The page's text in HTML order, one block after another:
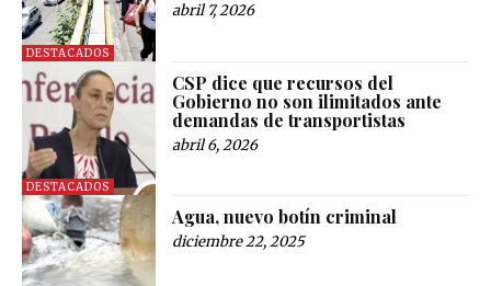
DESTACADOS
abril 7, 2026
DESTACADOS
CSP dice que recursos del
Gobierno no son ilimitados ante
demandas de transportistas
abril 6, 2026
Agua, nuevo botín criminal
diciembre 22, 2025